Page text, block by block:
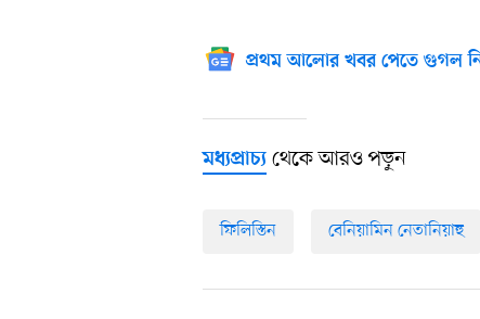
প্রথম আলোর খবর পেতে গুগল
মধ্যপ্রাচ্য থেকে আরও পড়ুন
ফিলিস্তিন বেনিয়ামিন নেতানিয়াহু